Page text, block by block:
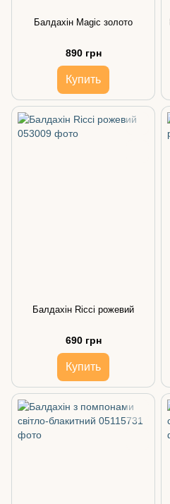
Балдахін Magic золото
890 грн
Купить
Балдахін Ricci рожевий
690 грн
Купить